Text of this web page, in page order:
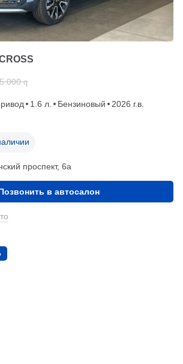
000 q
1.6 л. Бензиновый
2026 г.в.
проспект, 6а
в автосалон